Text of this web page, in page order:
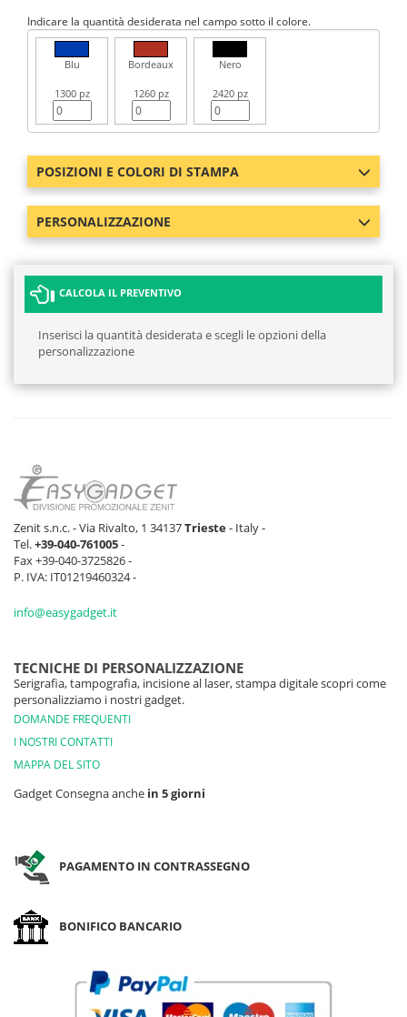
Indicare la quantità desiderata nel campo sotto il colore.
Blu
1300 pz
Bordeaux
1260 pz
Nero
2420 pz
POSIZIONI E COLORI DI STAMPA
PERSONALIZZAZIONE
CALCOLA IL PREVENTIVO
Inserisci la quantità desiderata e scegli le opzioni della
personalizzazione
Zenit s.n.c. - Via Rivalto, 1 34137Trieste- Italy -
Tel.+39-040-761005-
Fax +39-040-3725826 -
P. IVA: IT01219460324 -
info@easygadget.it
TECNICHE DI PERSONALIZZAZIONE
Serigrafia, tampografia, incisione al laser, stampa digitale scopri come
personalizziamo i nostri gadget.
DOMANDE FREQUENTI
I NOSTRI CONTATTI
MAPPA DEL SITO
Gadget Consegna anche in 5 giorni
PAGAMENTO IN CONTRASSEGNO
BONIFICO BANCARIO